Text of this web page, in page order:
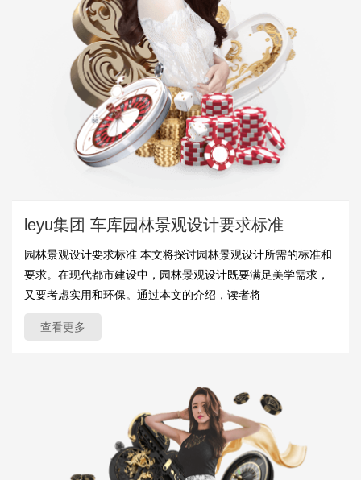
leyu集团 车库园林景观设计要求标准
园林景观设计要求标准 本文将探讨园林景观设计所需的标准和
要求。在现代都市建设中，园林景观设计既要满足美学需求，
又要考虑实用和环保。通过本文的介绍，读者将
查看更多